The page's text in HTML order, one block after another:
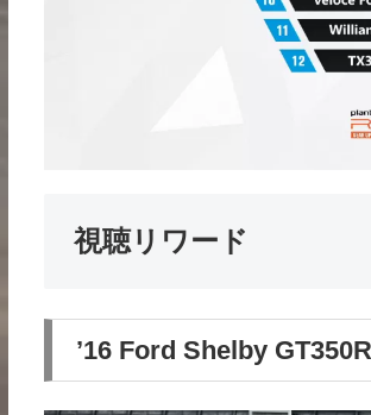
視聴リワード
’16 Ford Shelby GT350R